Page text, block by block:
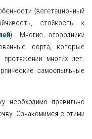
(вегетационный
стойкость к
). Многие огородники
сорта, которые
многих лет.
самоопыльные
необходимо правильно
Ознакомимся с этими